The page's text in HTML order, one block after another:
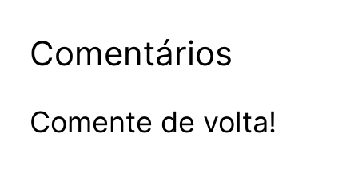
Comentários
Comente de volta!